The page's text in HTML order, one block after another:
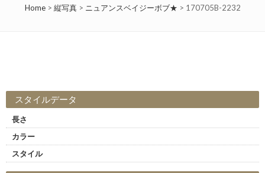
Home> 縦写真> ニュアンスベイジーボブ★ > 170705B-2232
スタイルデータ
長さ
カラー
スタイル